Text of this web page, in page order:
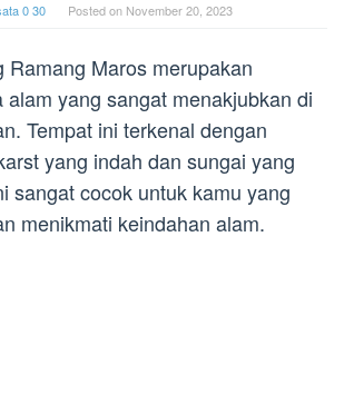
0 30 Posted on November 20, 2023
Ramang Maros merupakan
alam yang sangat menakjubkan di
Tempat ini terkenal dengan
yang indah dan sungai yang
sangat cocok untuk kamu yang
menikmati keindahan alam.